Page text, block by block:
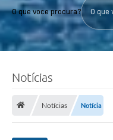
O que voce procura?
Notícias
Notícias Notícia